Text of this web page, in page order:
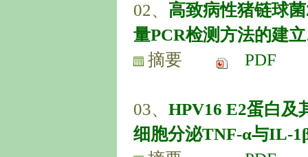
02、 高致病性猪链球
量PCR检测方法的建立
摘要
PDF
03、 HPV16 E2蛋白及
细胞分泌TNF-α与IL-